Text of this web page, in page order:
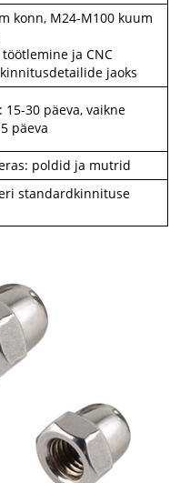
konn, M24-M100 kuum
ja CNC
jaoks
15-30 päeva, vaikne
päeva
poldid ja mutrid
standardkinnituse